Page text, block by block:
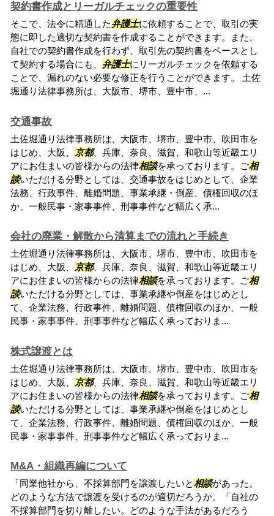
契約書作成とリーガルチェックの重要性
そこで、法令に精通した弁護士に依頼することで、取引の実
態に即した適切な契約書を作成することができます。また、
自社での契約書作成を行わず、取引先の契約書をベースとし
て契約する場合にも、 弁護士にリーガルチェックを依頼する
ことで、漏れのない必要な修正を行うことができます。 土佐
堀通り法律事務所は、大阪市、堺市、豊中市、...
交通事故
土佐堀通り法律事務所は、大阪市、堺市、豊中市、吹田市を
はじめ、大阪、
京都、兵庫、奈良、滋賀、和歌山等近畿エリ
アにお住まいの皆様からの法律相談を承っております。ご相
談いただける分野としては、交通事故をはじめとして、企業
法務、行政事件、離婚問題、事業承継・倒産、債権回収のほ
か、一般民事・家事事件、刑事事件など幅広く承...
会社の廃業・解散から清算までの流れと手続き
土佐堀通り法律事務所は、大阪市、堺市、豊中市、吹田市を
はじめ、大阪、
京都、兵庫、奈良、滋賀、和歌山等近畿エリ
アにお住まいの皆様からの法律相談を承っております。ご相
談いただける分野としては、事業承継や倒産をはじめとし
て、企業法務、行政事件、離婚問題、債権回収のほか、一般
民事・家事事件、刑事事件など幅広く承っておりま...
株式譲渡とは
土佐堀通り法律事務所は、大阪市、堺市、豊中市、吹田市を
はじめ、大阪、
京都、兵庫、奈良、滋賀、和歌山等近畿エリ
アにお住まいの皆様からの法律相談を承っております。ご相
談いただける分野としては、事業承継や倒産をはじめとし
て、企業法務、行政事件、離婚問題、債権回収のほか、一般
民事・家事事件、刑事事件など幅広く承っておりま...
M&A・組織再編について
「同業他社から、不採算部門を譲渡したいと相談があった。
どのような方法で譲渡を受けるのが適切だろうか。「自社の
不採算部門を切り離したい。どのような手法があるだろう